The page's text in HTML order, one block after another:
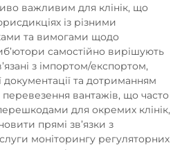
важливим для клінік, що
із різними
та вимогами щодо
самостійно вирішують
з імпортом/експортом,
та дотриманням
вантажів, що часто
для окремих клінік,
прямі зв’язки з
моніторингу регуляторних